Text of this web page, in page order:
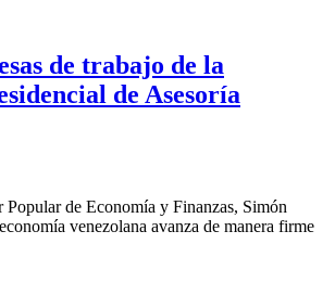
de trabajo de la
de Asesoría
de Economía y Finanzas, Simón
venezolana avanza de manera firme